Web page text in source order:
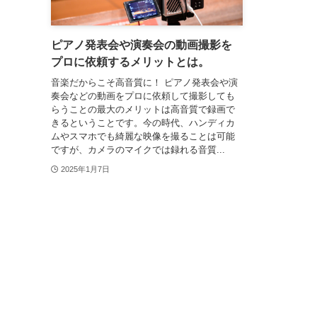
ピアノ発表会や演奏会の動画撮影を
プロに依頼するメリットとは。
音楽だからこそ高音質に！ ピアノ発表会や演
奏会などの動画をプロに依頼して撮影しても
らうことの最大のメリットは高音質で録画で
きるということです。今の時代、ハンディカ
ムやスマホでも綺麗な映像を撮ることは可能
ですが、カメラのマイクでは録れる音質...
2025年1月7日